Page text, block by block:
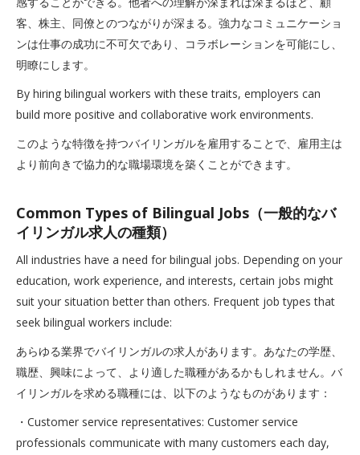
客、株主、同僚とのつながりが深まる。強力なコミュニケーショ
ンは仕事の成功に不可欠であり、コラボレーションを可能にし、
明瞭にします。
By hiring bilingual workers with these traits, employers can
build more positive and collaborative work environments.
このような特徴を持つバイリンガルを雇用することで、雇用主は
より前向きで協力的な職場環境を築くことができます。
Common Types of Bilingual Jobs（一般的なバ
イリンガル求人の種類）
All industries have a need for bilingual jobs. Depending on your
education, work experience, and interests, certain jobs might
suit your situation better than others. Frequent job types that
seek bilingual workers include:
あらゆる業界でバイリンガルの求人があります。あなたの学歴、
職歴、興味によって、より適した職種があるかもしれません。バ
イリンガルを求める職種には、以下のようなものがあります：
・Customer service representatives: Customer service
professionals communicate with many customers each day,